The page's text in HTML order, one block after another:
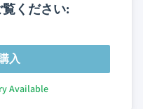
ください:
入
Available